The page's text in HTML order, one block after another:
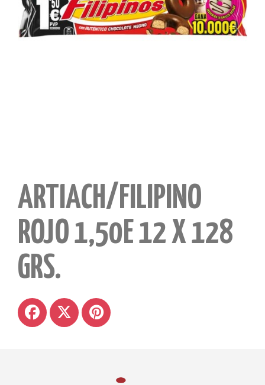
ARTIACH/FILIPINO
ROJO 1,50E 12 X 128
GRS.